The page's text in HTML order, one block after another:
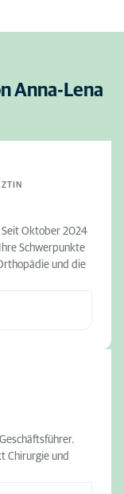
Anna-Lena
Seit Oktober 2024
Schwerpunkte
und die
Chirurgie und